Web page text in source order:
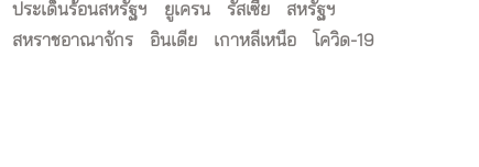
ประเด็นร้อนสหรัฐฯ
ยูเครน รัสเซีย
สหรัฐฯ
สหราชอาณาจักร
อินเดีย เกาหลีเหนือ โควิด-19